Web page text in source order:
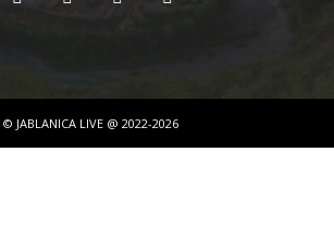
© JABLANICA LIVE @ 2022-2026